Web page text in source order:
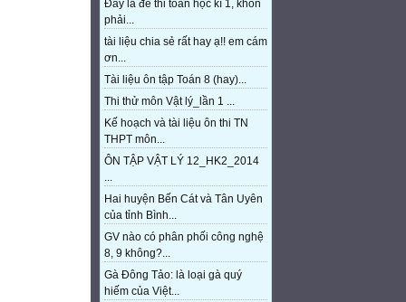
Đây là đề thi toán học kì 1, khôn
phải...
tài liệu chia sẻ rất hay ạ!! em cám
ơn...
Tài liệu ôn tập Toán 8 (hay)...
Thi thử môn Vật lý_lần 1 ...
Kế hoạch và tài liệu ôn thi TN
THPT môn...
ÔN TẬP VẬT LÝ 12_HK2_2014
...
Hai huyện Bến Cát và Tân Uyên
của tỉnh Bình...
GV nào có phân phối công nghệ
8, 9 không?...
Gà Đông Tảo: là loại gà quý
hiếm của Việt...